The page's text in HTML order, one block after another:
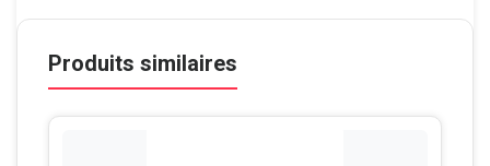
Produits similaires